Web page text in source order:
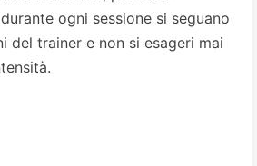
ogni sessione si seguano
del trainer e non si esageri mai